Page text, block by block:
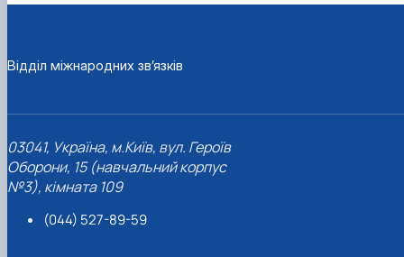
Відділ міжнародних зв’язків
03041, Україна, м.Київ, вул. Героїв
Оборони, 15 (навчальний корпус
№3), кімната 109
(044) 527-89-59